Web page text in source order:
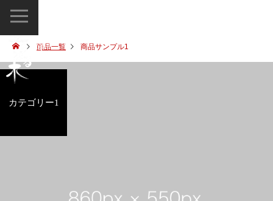
Hoshi no naruki
青山星のなる木
天空の庭星のなる木
商品一覧 商品サンプル1
カテゴリー1